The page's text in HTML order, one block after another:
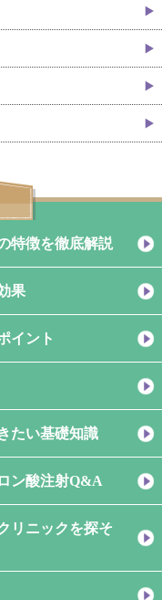
特徴を徹底解説
果
イント
たい基礎知識
ン酸注射Q&A
リニックを探そ